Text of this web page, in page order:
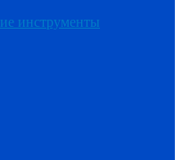
инструменты